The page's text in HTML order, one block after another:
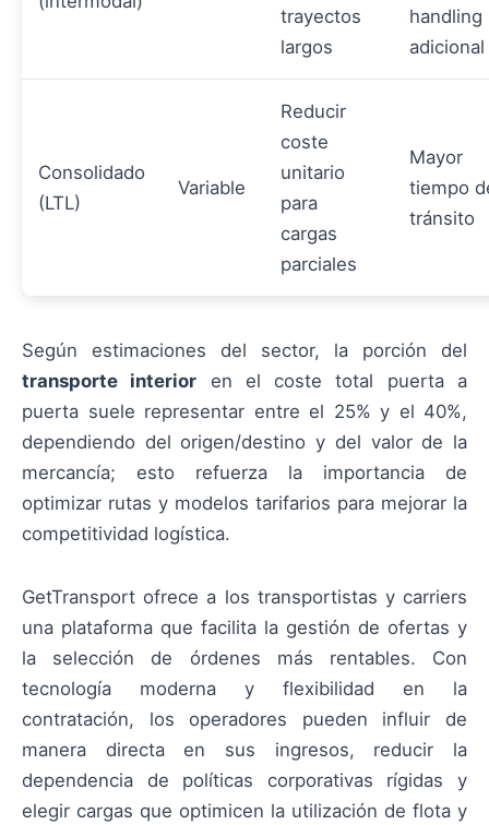
trayectos
largos
handling
adicional
Consolidado
(LTL)
Variable
Reducir
coste
unitario
para
cargas
parciales
Mayor
tiempo
tránsito
Según estimaciones del sector, la porción del
transporte interior en el coste total puerta a
puerta suele representar entre el 25% y el 40%,
dependiendo del origen/destino y del valor de la
mercancía; esto refuerza la importancia de
optimizar rutas y modelos tarifarios para mejorar la
competitividad logística.
GetTransport ofrece a los transportistas y carriers
una plataforma que facilita la gestión de ofertas y
la selección de órdenes más rentables. Con
tecnología moderna y flexibilidad en la
contratación, los operadores pueden influir de
manera directa en sus ingresos, reducir la
dependencia de políticas corporativas rígidas y
elegir cargas que optimicen la utilización de flota y